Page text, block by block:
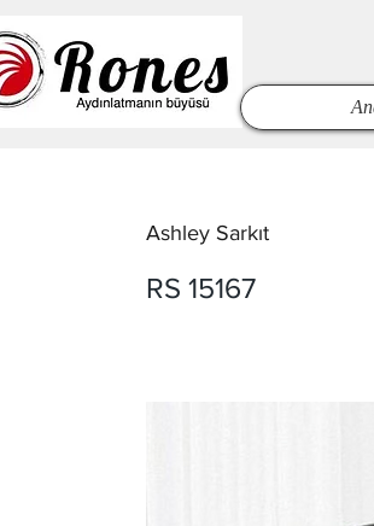
Ashley Sarkıt
RS 15167